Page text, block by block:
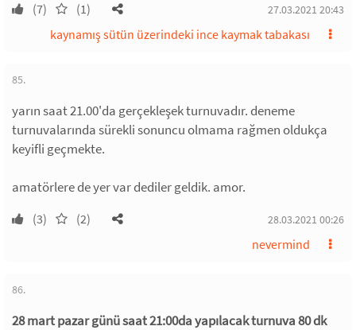
(7) (1) 27.03.2021 20:43
kaynamış sütün üzerindeki ince kaymak tabakası
85.
yarın saat 21.00'da gerçekleşek turnuvadır. deneme
turnuvalarında sürekli sonuncu olmama rağmen oldukça
keyifli geçmekte.
amatörlere de yer var dediler geldik. amor.
(3) (2) 28.03.2021 00:26
nevermind
86.
28 mart pazar günü saat 21:00da yapılacak turnuva 80 dk